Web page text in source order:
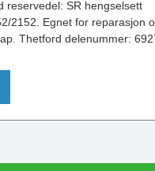
reservedel: SR hengselsett
2152. Egnet for reparasjon
Thetford delenummer: